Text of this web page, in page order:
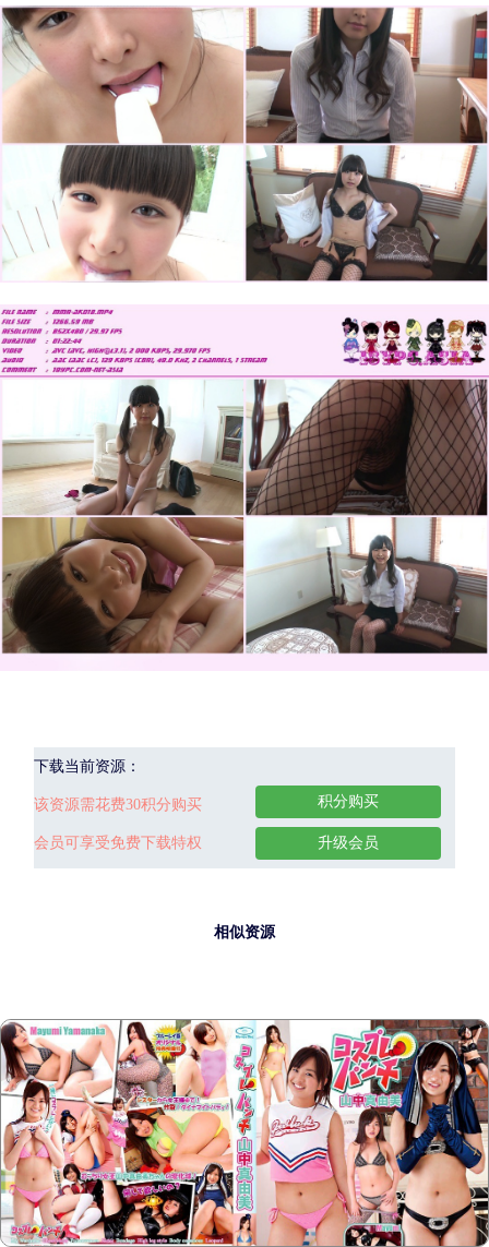
下载当前资源：
该资源需花费30积分购买
会员可享受免费下载特权
积分购买
升级会员
相似资源